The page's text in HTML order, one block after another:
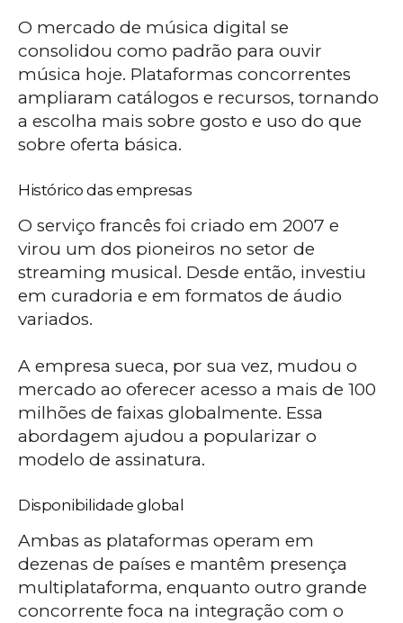
O mercado de música digital se
consolidou como padrão para ouvir
música hoje. Plataformas concorrentes
ampliaram catálogos e recursos, tornando
a escolha mais sobre gosto e uso do que
sobre oferta básica.
Histórico das empresas
O serviço francês foi criado em 2007 e
virou um dos pioneiros no setor de
streaming musical. Desde então, investiu
em curadoria e em formatos de áudio
variados.
A empresa sueca, por sua vez, mudou o
mercado ao oferecer acesso a mais de 100
milhões de faixas globalmente. Essa
abordagem ajudou a popularizar o
modelo de assinatura.
Disponibilidade global
Ambas as plataformas operam em
dezenas de países e mantêm presença
multiplataforma, enquanto outro grande
concorrente foca na integração com o